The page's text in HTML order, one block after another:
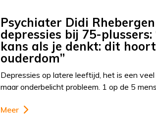
Psychiater Didi
depressies bij 75-plussers:
kans als je denkt: dit
ouderdom”
Depressies op latere leeftijd, het is een
maar onderbelicht probleem. 1 op de 5
Meer